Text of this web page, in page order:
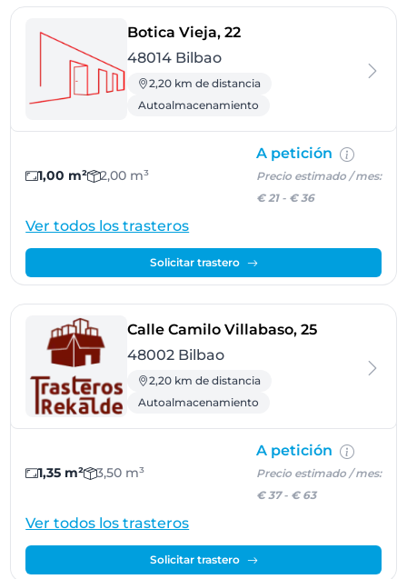
Botica Vieja, 22- Bilbao
48014 Bilbao
2,20 km de distancia
Autoalmacenamiento
1,00 m² 2,00 m³
A petición
Precio estimado / mes:
€ 21- € 36
Ver todos los trasteros
Solicitar trastero
Calle Camilo Villabaso, 25- Bilbao
48002 Bilbao
2,20 km de distancia
Autoalmacenamiento
1,35 m² 3,50 m³
A petición
Precio estimado / mes:
€ 37- € 63
Ver todos los trasteros
Solicitar trastero